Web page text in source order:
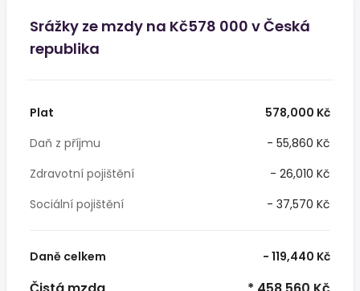
Srážky ze mzdy na Kč578 000 v Česká
republika
Plat
578,000 Kč
Daň z příjmu
- 55,860 Kč
Zdravotní pojištění
- 26,010 Kč
Sociální pojištění
- 37,570 Kč
Daně celkem - 119,440 Kč